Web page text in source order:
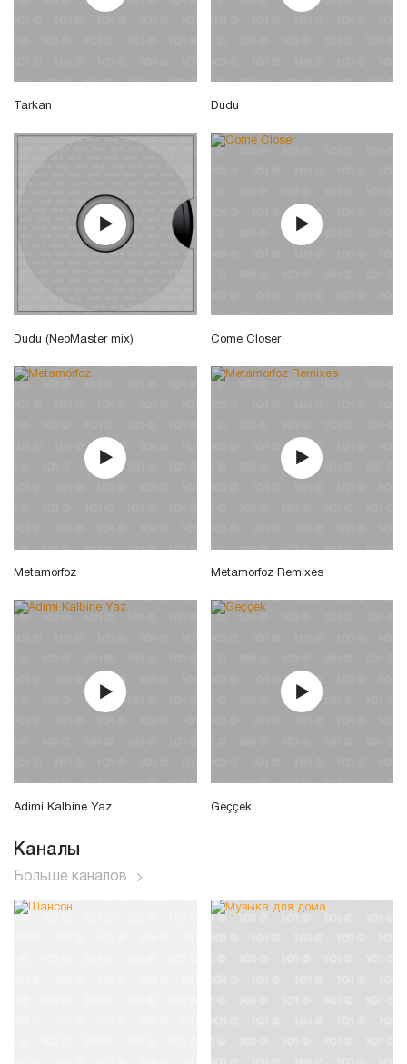
Tarkan Dudu
Dudu (NeoMaster mix) Come Closer
Metamorfoz Metamorfoz Remixes
Adimi Kalbine Yaz Geççek
Каналы
Больше каналов